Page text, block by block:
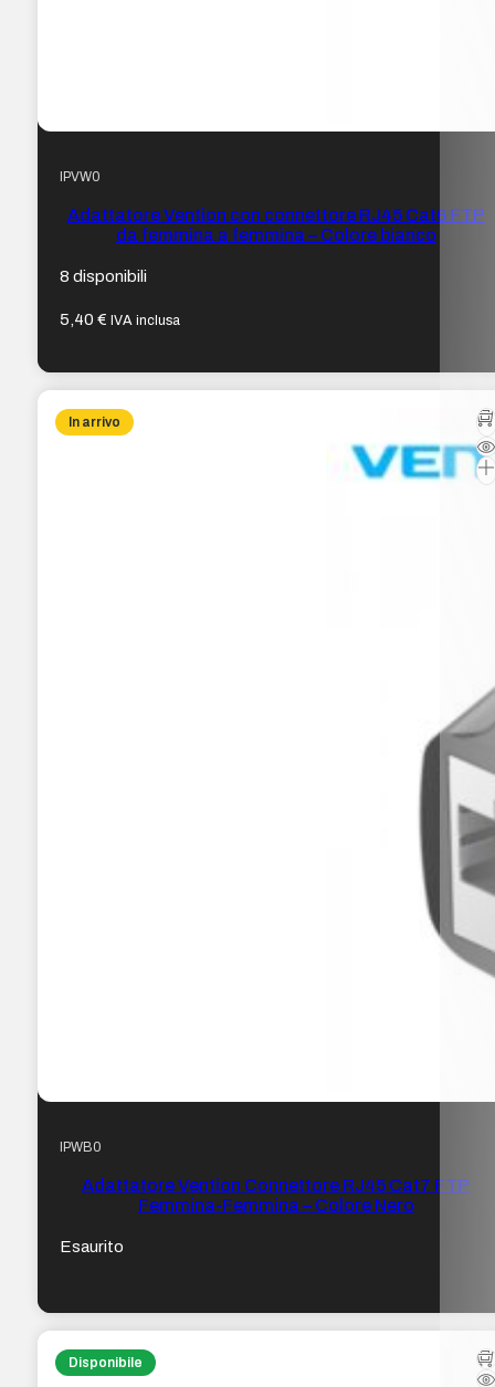
IPVW0
Adattatore Vention con connettore RJ45 Cat6 FTP
da femmina a femmina – Colore bianco
8 disponibili
5,40€ IVA inclusa
In arrivo
IPWB0
Adattatore Vention Connettore RJ45 Cat7 FTP
Femmina-Femmina – Colore Nero
Esaurito
Disponibile